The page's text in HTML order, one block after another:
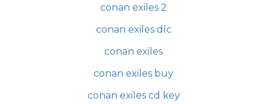
conan exiles 2
conan exiles dlc
conan exiles
conan exiles buy
conan exiles cd key